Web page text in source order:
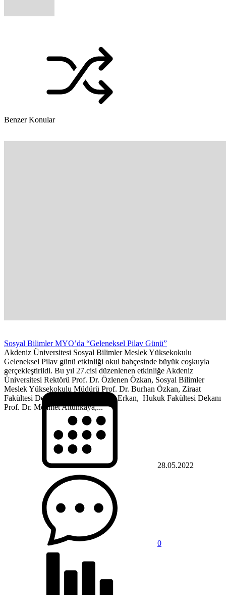
Benzer Konular
Sosyal Bilimler MYO’da “Geleneksel Pilav Günü”
Akdeniz Üniversitesi Sosyal Bilimler Meslek Yüksekokulu
Geleneksel Pilav günü etkinliği okul bahçesinde büyük coşkuyla
gerçekleştirildi. Bu yıl 27.cisi düzenlenen etkinliğe Akdeniz
Üniversitesi Rektörü Prof. Dr. Özlenen Özkan, Sosyal Bilimler
Meslek Yüksekokulu Müdürü Prof. Dr. Burhan Özkan, Ziraat
Fakültesi Dekanı Prof. Dr. Mustafa Erkan, Hukuk Fakültesi Dekanı
Prof. Dr. Mehmet Altunkaya,...
28.05.2022
0